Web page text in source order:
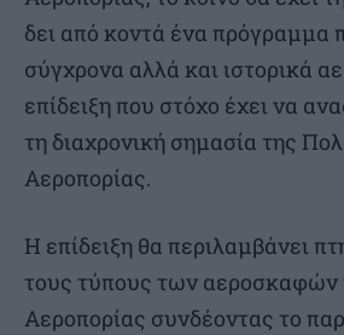
δει από κοντά ένα πρόγραμμα
σύγχρονα αλλά και ιστορικά
επίδειξη που στόχο έχει να
τη διαχρονική σημασία της
Αεροπορίας.
Η επίδειξη θα περιλαμβάνει
τους τύπους των αεροσκαφών
Αεροπορίας συνδέοντας το